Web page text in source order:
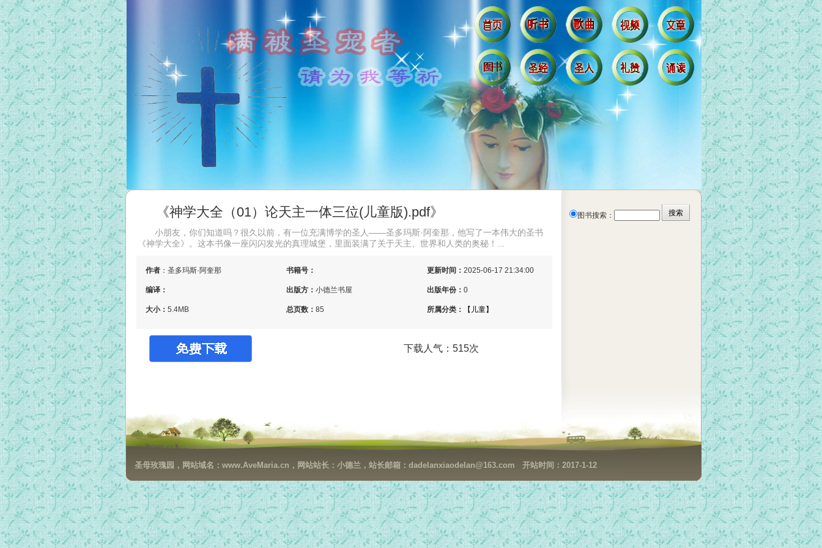
《神学大全（01）论天主一体三位(儿童版).pdf》
小朋友，你们知道吗？很久以前，有一位充满博学的圣人——圣多玛斯·阿奎那，他写了一本伟大的圣书
《神学大全》。这本书像一座闪闪发光的真理城堡，里面装满了关于天主、世界和人类的奥秘！...
作者 ：圣多玛斯·阿奎那 书籍号： 更新时间： 2025-06-17 21:34:00
编译： 出版方： 小德兰书屋 出版年份： 0
大小： 5.4MB 总页数： 85 所属分类： 【儿童】
下载人气：515次
图书搜索：
圣母玫瑰园，网站域名：www.AveMaria.cn，网站站长：小德兰，站长邮箱：dadelanxiaodelan@163.com 开站时间：2017-1-12